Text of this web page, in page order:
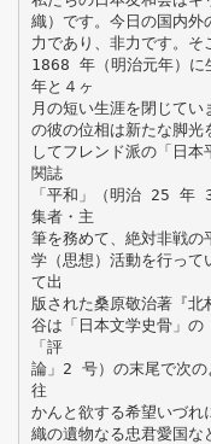
織）です。今日の国内外
力であり、非力です。そ
1868 年（明治元年）
年と４ヶ
月の短い生涯を閉じて
の彼の位相は新たな脚光
してフレンド派の「日
関誌
「平和」（明治 25
集者・主
筆を務めて、絶対非戦の
学（思想）活動を行っ
て出
版された桑原敬治著『
谷は「日本文学史骨」
「評
論」2 号）の末尾で次の
往
かんと欲する希望いづれ
織の遺物なる忠君愛国な